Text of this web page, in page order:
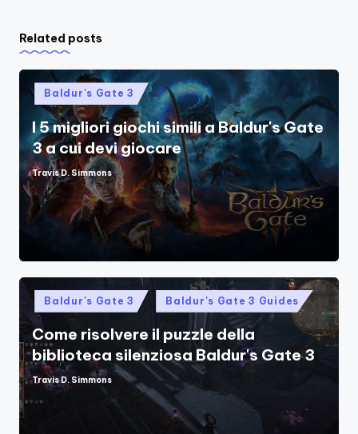
Related posts
Posted
in
Baldur's Gate 3
I 5 migliori giochi simili a Baldur's Gate
3 a cui devi giocare
Posted
by
Travis D. Simmons
Posted
in
Baldur's Gate 3 Baldur's Gate 3 Guides
Come risolvere il puzzle della
biblioteca silenziosa Baldur's Gate 3
Posted
Travis D. Simmons